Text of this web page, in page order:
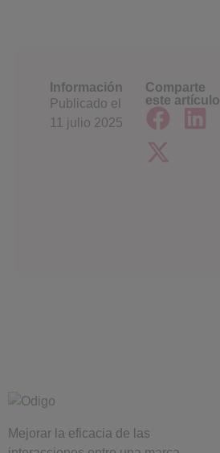
Información
Publicado el
11 julio 2025
Comparte
este artículo
Mejorar la eficacia de las